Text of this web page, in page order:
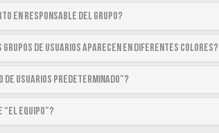
en Responsable del Grupo?
Grupos de Usuarios aparecen en diferentes colores?
de Usuarios predeterminado”?
“El equipo”?